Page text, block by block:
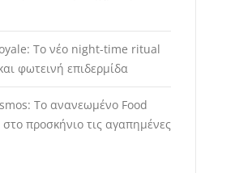
Το νέο night-time ritual
φωτεινή επιδερμίδα
Το ανανεωμένο Food
προσκήνιο τις αγαπημένες